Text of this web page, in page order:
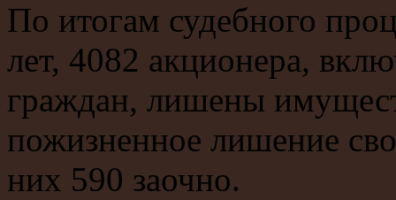
По итогам судебного
лет, 4082 акционера,
граждан, лишены
пожизненное лишение
них 590 заочно.